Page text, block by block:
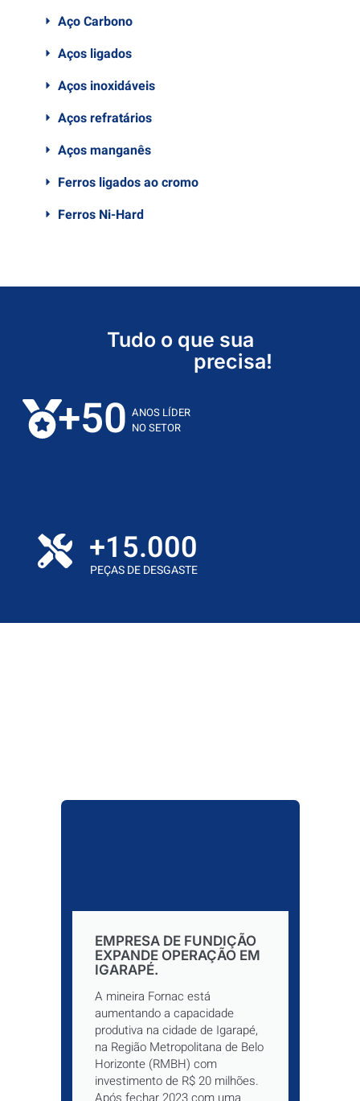
Aço Carbono
Aços ligados
Aços inoxidáveis
Aços refratários
Aços manganês
Ferros ligados ao cromo
Ferros Ni-Hard
Tudo o que sua
precisa!
ANOS LÍDER
NO SETOR
+50
PEÇAS DE DESGASTE
+15.000
EMPRESA DE FUNDIÇÃO
EXPANDE OPERAÇÃO EM
IGARAPÉ.
A mineira Fornac está
aumentando a capacidade
produtiva na cidade de Igarapé,
na Região Metropolitana de Belo
Horizonte (RMBH) com
investimento de R$ 20 milhões.